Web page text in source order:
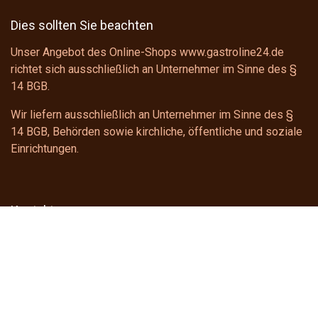
Dies sollten Sie beachten
Unser Angebot des Online-Shops www.gastroline24.de
richtet sich ausschließlich an Unternehmer im Sinne des §
14 BGB.
Wir liefern ausschließlich an Unternehmer im Sinne des §
14 BGB, Behörden sowie kirchliche, öffentliche und soziale
Einrichtungen.
Kontakt